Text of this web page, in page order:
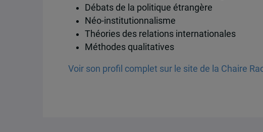
Débats de la politique étrangère
Néo-institutionnalisme
Théories des relations internationales
Méthodes qualitatives
Voir son profil complet sur le site de la Chaire